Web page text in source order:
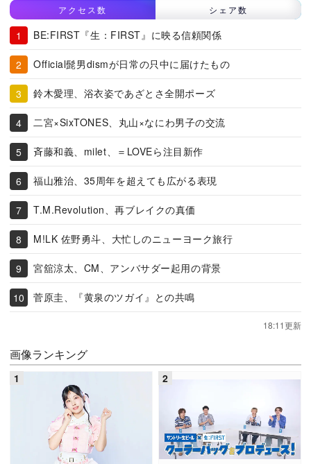
アクセス数 シェア数
BE:FIRST『生：FIRST』に映る信頼関係
Official髭男dismが日常の只中に届けたもの
鈴木愛理、浴衣姿であざとさ全開ポーズ
二宮×SixTONES、丸山×なにわ男子の交流
斉藤和義、milet、＝LOVEら注目新作
福山雅治、35周年を超えても広がる表現
T.M.Revolution、再ブレイクの真価
M!LK 佐野勇斗、大忙しのニューヨーク旅行
宮舘涼太、CM、アンバサダー起用の背景
菅原圭、『黄泉のツガイ』との共鳴
18:11更新
画像ランキング